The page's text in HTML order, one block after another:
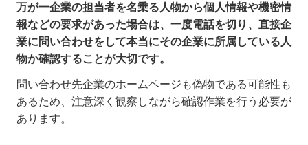
万が一企業の担当者を名乗る人物から個人情報や機密情
報などの要求があった場合は、一度電話を切り、直接企
業に問い合わせをして本当にその企業に所属している人
物か確認することが大切です。
問い合わせ先企業のホームページも偽物である可能性も
あるため、注意深く観察しながら確認作業を行う必要が
あります。